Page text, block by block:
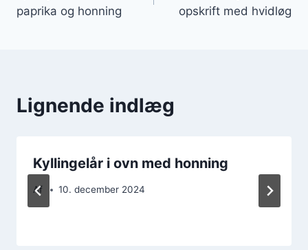
paprika og honning
opskrift med hvidløg
Lignende indlæg
Kyllingelår i ovn med honning
Af 10. december 2024